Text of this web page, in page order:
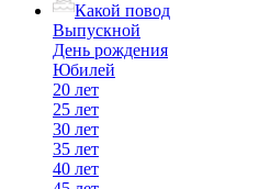
Какой повод
Выпускной
День рождения
Юбилей
20 лет
25 лет
30 лет
35 лет
40 лет